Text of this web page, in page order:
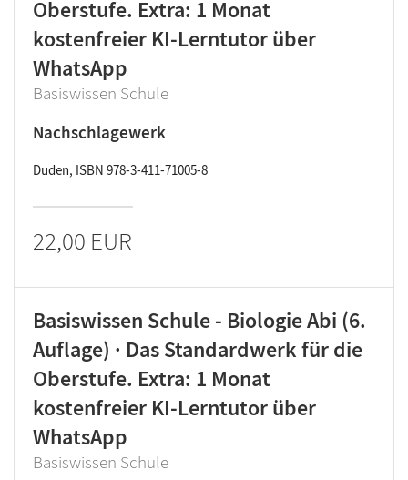
Oberstufe. Extra: 1 Monat
kostenfreier KI-Lerntutor über
WhatsApp
Basiswissen Schule
Nachschlagewerk
Duden, ISBN 978-3-411-71005-8
22,00 EUR
Basiswissen Schule - Biologie Abi (6.
Auflage) · Das Standardwerk für die
Oberstufe. Extra: 1 Monat
kostenfreier KI-Lerntutor über
WhatsApp
Basiswissen Schule